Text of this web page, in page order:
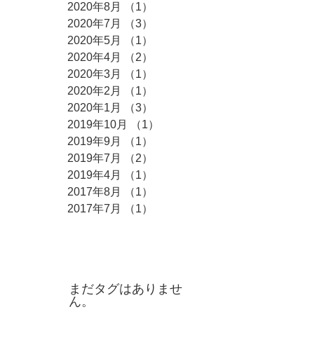
2020年8月
（1）
2020年7月
（3）
2020年5月
（1）
2020年4月
（2）
2020年3月
（1）
2020年2月
（1）
2020年1月
（3）
2019年10月
（1）
2019年9月
（1）
2019年7月
（2）
2019年4月
（1）
2017年8月
（1）
2017年7月
（1）
まだタグはありませ
ん。